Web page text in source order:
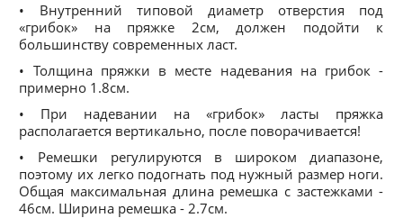
• Внутренний типовой диаметр отверстия под
«грибок» на пряжке 2см, должен подойти к
большинству современных ласт.
• Толщина пряжки в месте надевания на грибок -
примерно 1.8см.
• При надевании на «грибок» ласты пряжка
располагается вертикально, после поворачивается!
• Ремешки регулируются в широком диапазоне,
поэтому их легко подогнать под нужный размер ноги.
Общая максимальная длина ремешка с застежками -
46см. Ширина ремешка - 2.7см.